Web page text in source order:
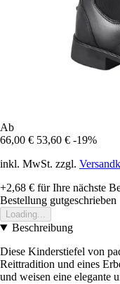
Ab
66,00 € 53,60 € -19%
inkl. MwSt. zzgl.
+2,68 € für Ihre nächste
Bestellung gutgeschrieben
Loading...
Beschreibung
Diese Kinderstiefel von
Reittradition und eines
und weisen eine elegante